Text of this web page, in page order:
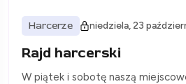
Harcerze niedziela, 23
Rajd harcerski
W piątek i sobotę naszą